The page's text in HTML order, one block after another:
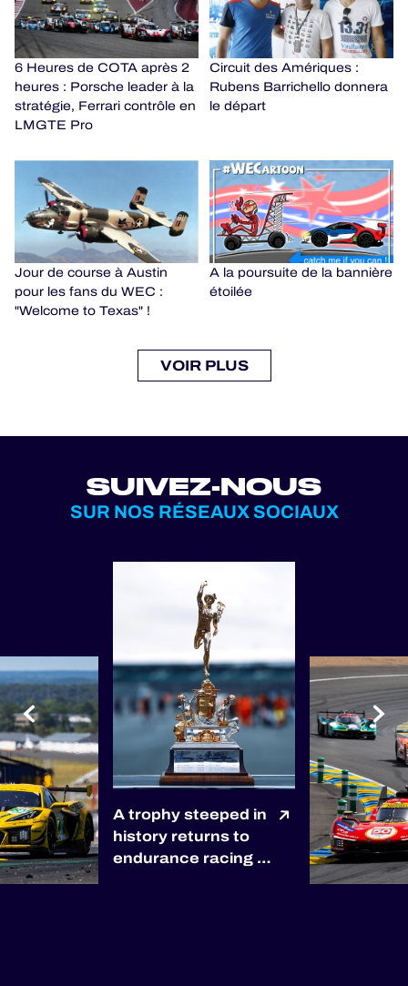
6 Heures de COTA après 2
heures : Porsche leader à la
stratégie, Ferrari contrôle en
LMGTE Pro
Circuit des Amériques :
Rubens Barrichello donnera
le départ
Jour de course à Austin
pour les fans du WEC :
"Welcome to Texas" !
A la poursuite de la bannière
étoilée
VOIR PLUS
SUIVEZ-NOUS
SUR NOS RÉSEAUX SOCIAUX
A trophy steeped in
history returns to
endurance racing 🏆